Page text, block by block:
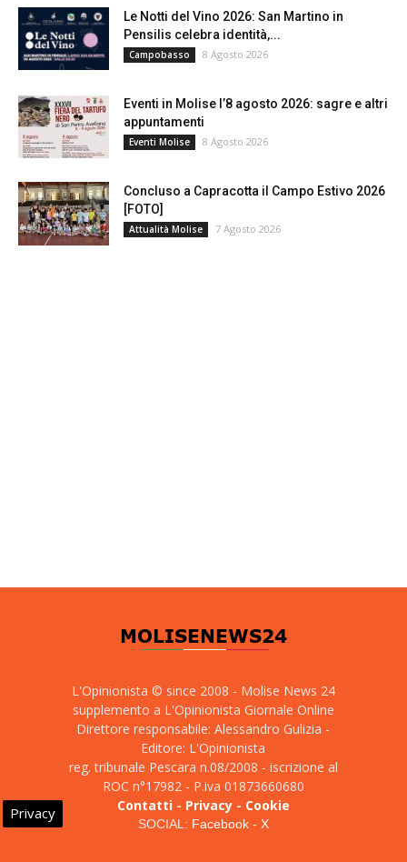
Le Notti del Vino 2026: San Martino in
Pensilis celebra identità,...
Campobasso 8 Agosto 2026
Eventi in Molise l’8 agosto 2026: sagre e altri
appuntamenti
Eventi Molise 8 Agosto 2026
Concluso a Capracotta il Campo Estivo 2026
[FOTO]
Attualità Molise 7 Agosto 2026
L'Opinionista © since 2008 - Molise News 24
supplemento a L'Opinionista Giornale Online
Direttore responsabile: Alessandro Gulizia -
Editore: L'Opinionista
reg. tribunale Pescara n.08/2008 - iscrizione al
ROC n°17982 - P.iva 01873660680
Contatti- Privacy- Cookie
SOCIAL: Facebook- X
Privacy